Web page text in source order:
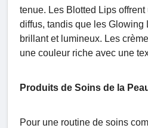
tenue. Les Blotted Lips
diffus, tandis que les Glowing
brillant et lumineux. Les
une couleur riche avec une
Produits de Soins de la
Pour une routine de soins